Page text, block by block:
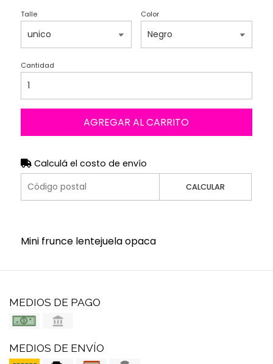
Talle Color
Cantidad
AGREGAR AL CARRITO
Calculá el costo de envío
CALCULAR
Mini frunce lentejuela opaca
MEDIOS DE PAGO
MEDIOS DE ENVÍO